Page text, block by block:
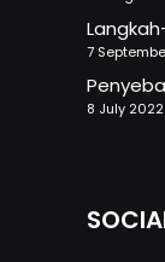
7
8 July 2022